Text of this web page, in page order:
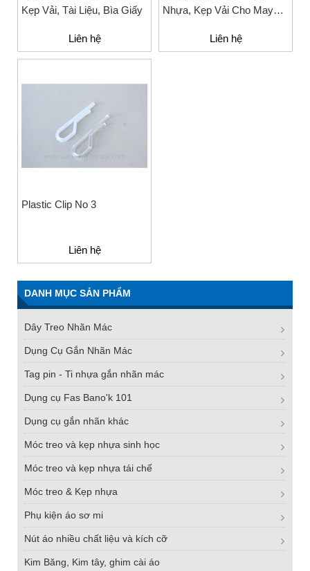
Kẹp Vải, Tài Liệu, Bìa Giấy
Liên hệ
Nhựa, Kẹp Vải Cho May
Liên hệ
Plastic Clip No 3
Liên hệ
DANH MỤC SẢN PHẨM
Dây Treo Nhãn Mác
Dụng Cụ Gắn Nhãn Mác
Tag pin - Ti nhựa gắn nhãn mác
Dụng cụ Fas Bano'k 101
Dụng cụ gắn nhãn khác
Móc treo và kẹp nhựa sinh học
Móc treo và kẹp nhựa tái chế
Móc treo & Kẹp nhựa
Phụ kiện áo sơ mi
Nút áo nhiều chất liệu và kích cỡ
Kim Băng, Kim tây, ghim cài áo